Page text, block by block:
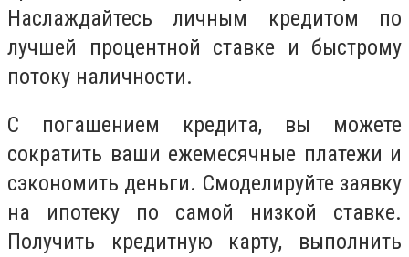
Наслаждайтесь личным кредитом по
лучшей процентной ставке и быстрому
потоку наличности.
С погашением кредита, вы можете
сократить ваши ежемесячные платежи и
сэкономить деньги. Смоделируйте заявку
на ипотеку по самой низкой ставке.
Получить кредитную карту, выполнить